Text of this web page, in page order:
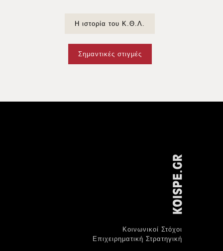
Η ιστορία του Κ.Θ.Λ.
Σημαντικές στιγμές
Κοινωνικοί Στόχοι
Επιχειρηματική Στρατηγική